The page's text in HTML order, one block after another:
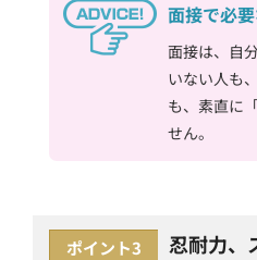
面接で必
面接は、自
いない人も
も、素直に
せん。
ポイント3 忍耐力、